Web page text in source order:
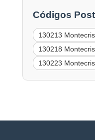
Códigos
130213
130218
130223